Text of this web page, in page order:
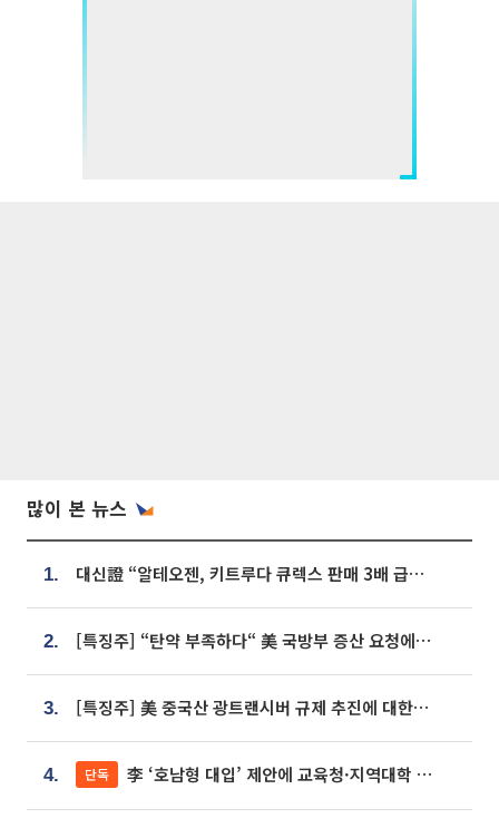
많이 본 뉴스
1. 대신證 “알테오젠, 키트루다 큐렉스 판매 3배 급증…목표가 41만원 상향”
2. [특징주] “탄약 부족하다“ 美 국방부 증산 요청에⋯국내 방산주 급등세
3. [특징주] 美 중국산 광트랜시버 규제 추진에 대한광통신 등 광통신株 강세
4. 단독 李 ‘호남형 대입’ 제안에 교육청·지역대학 서·논술형 입시 연계 '착수'